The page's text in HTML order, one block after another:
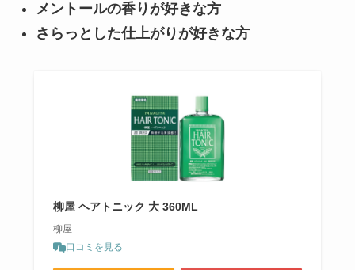
メントールの香りが好きな方
さらっとした仕上がりが好きな方
柳屋 ヘアトニック 大 360ML
柳屋
口コミを見る